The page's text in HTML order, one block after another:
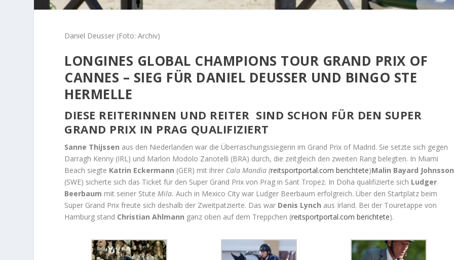
Daniel Deusser (Foto: Archiv)
LONGINES GLOBAL CHAMPIONS TOUR GRAND PRIX OF
CANNES – SIEG FÜR DANIEL DEUSSER UND BINGO STE
HERMELLE
DIESE REITERINNEN UND REITER SIND SCHON FÜR DEN SUPER
GRAND PRIX IN PRAG QUALIFIZIERT
Sanne Thijssen aus den Niederlanden war die Überraschungssiegerin im Grand Prix of Madrid. Sie setzte sich gegen
Darragh Kenny (IRL) und Marlon Modolo Zanotelli (BRA) durch, die zeitgleich den zweiten Rang belegten. In Miami
Beach siegte Katrin Eckermann (GER) mit ihrer Cala Mandia (reitsportportal.com berichtete)Malin Bayard Johnsson
(SWE) sicherte sich das Ticket für den Super Grand Prix von Prag in Sant Tropez. In Doha qualifizierte sich Ludger
Beerbaum mit seiner StuteMila.Auch in Mexico City war Ludger Beerbaum erfolgreich. Über den Startplatz beim
Super Grand Prix freute sich deshalb der Zweitpatzierte. Das war Denis Lynch aus Irland. Bei der Touretappe von
Hamburg stand Christian Ahlmann ganz oben auf dem Treppchen (reitsportportal.com berichtete).